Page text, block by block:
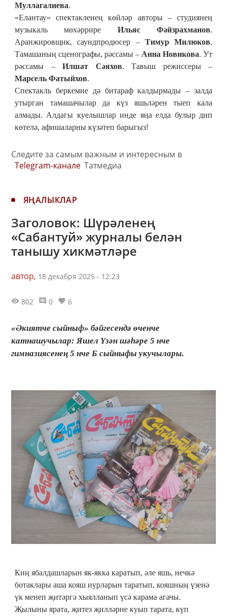
Муллагалиева.
«Елантау» спектакленең көйләр авторы – студиянең
музыкаль мөхәррире Ильяс Фәйзрахманов.
Аранжировщик, саундпродюсер – Тимур Милюков.
Тамашаның сценографы, рәссамы – Анна Новикова. Ут
рәссамы – Илшат Сәяхов. Тавыш режиссеры –
Марсель Фатыйхов.
Спектакль беркемне дә битараф калдырмады – залда
утырган тамашачылар да күз яшьләрен тыеп кала
алмады. Алдагы куелышлар инде яңа елда булыр дип
көтелә, афишаларны күзәтеп барыгыз!
Следите за самым важным и интересным в
Telegram-канале Татмедиа
ЯҢАЛЫКЛАР
Заголовок: Шүрәленең
«Сабантуй» журналы белән
танышу хикмәтләре
автор, 18 декабря 2025 - 12:23
802 0 6
«Әкиятче сыйныф» бәйгесендә өченче
катнашучылар: Яшел Үзән шәһәре 5 нче
гимназиясенең 5 нче Б сыйныфы укучылары.
Киң ябалдашларын як-якка каратып, әле яшь, нечкә
ботаклары аша кояш нурларын таратып, кояшның үзенә
үк менеп җитәргә хыялланып үсә карама агачы.
Җылыны ярата, җитез җилләрне куып тарата, күп